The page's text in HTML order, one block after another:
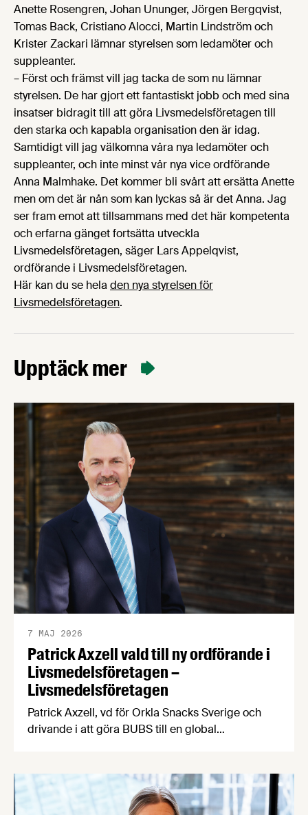
Anette Rosengren, Johan Ununger, Jörgen Bergqvist,
Tomas Back, Cristiano Alocci, Martin Lindström och
Krister Zackari lämnar styrelsen som ledamöter och
suppleanter.
– Först och främst vill jag tacka de som nu lämnar
styrelsen. De har gjort ett fantastiskt jobb och med sina
insatser bidragit till att göra Livsmedelsföretagen till
den starka och kapabla organisation den är idag.
Samtidigt vill jag välkomna våra nya ledamöter och
suppleanter, och inte minst vår nya vice ordförande
Anna Malmhake. Det kommer bli svårt att ersätta Anette
men om det är nån som kan lyckas så är det Anna. Jag
ser fram emot att tillsammans med det här kompetenta
och erfarna gänget fortsätta utveckla
Livsmedelsföretagen, säger Lars Appelqvist,
ordförande i Livsmedelsföretagen.
Här kan du se hela den nya styrelsen för
Livsmedelsföretagen.
Upptäck mer
Patrick Axzell vald till ny ordförande i
Livsmedelsföretagen –
Livsmedelsföretagen
7 MAJ 2026
Patrick Axzell, vd för Orkla Snacks Sverige och
drivande i att göra BUBS till en global
Livsmedelsföretagen. Patrick efterträder Sofie
Eliasson Morsink som lämnar posten efter fyra år.